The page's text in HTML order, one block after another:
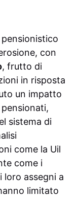
con
, frutto di
in risposta
un impatto
sistema di
come la Uil
come i
assegni a
limitato